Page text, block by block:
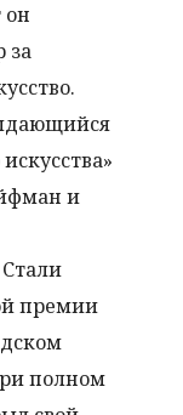
он
за
и